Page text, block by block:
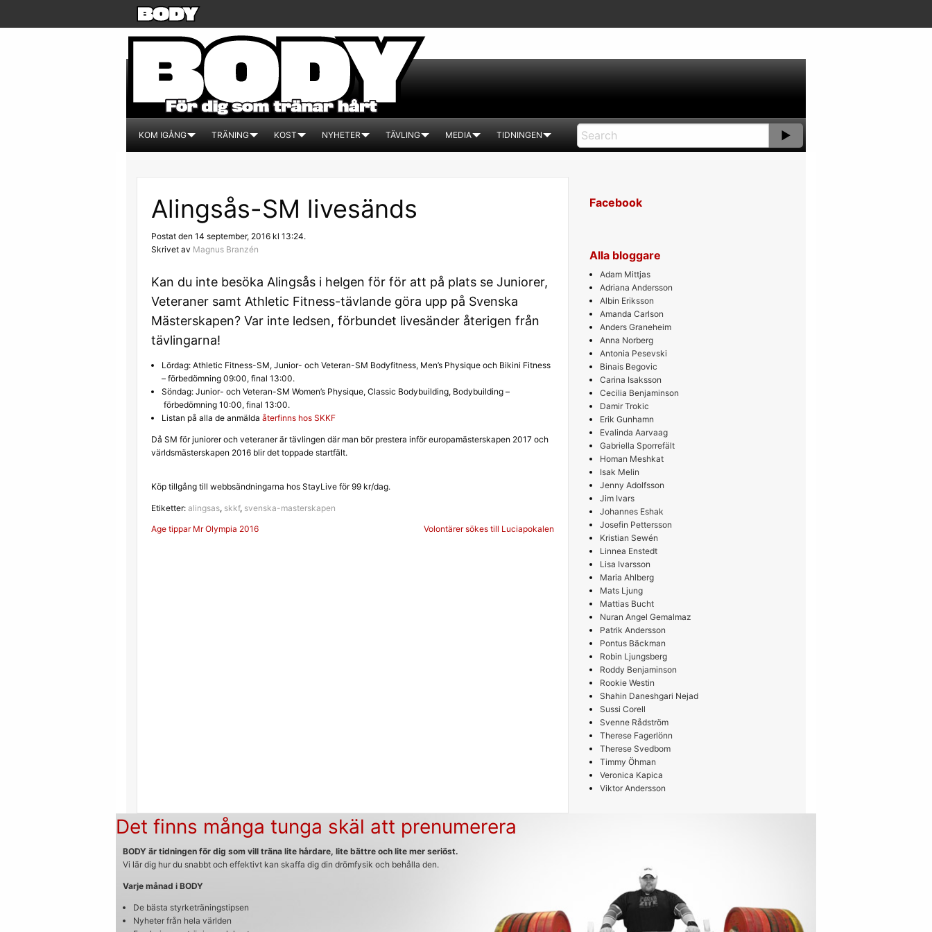
KOM IGÅNG TRÄNING KOST NYHETER TÄVLING MEDIA TIDNINGEN
Alingsås-SM livesänds
Postat den 14 september, 2016 kl 13:24.
Skrivet av Magnus Branzén
Kan du inte besöka Alingsås i helgen för för att på plats se Juniorer,
Veteraner samt Athletic Fitness-tävlande göra upp på Svenska
Mästerskapen? Var inte ledsen, förbundet livesänder återigen från
tävlingarna!
Lördag: Athletic Fitness-SM, Junior- och Veteran-SM Bodyfitness, Men’s Physique och Bikini Fitness
– förbedömning 09:00, final 13:00.
Söndag: Junior- och Veteran-SM Women’s Physique, Classic Bodybuilding, Bodybuilding –
förbedömning 10:00, final 13:00.
Listan på alla de anmälda återfinns hos SKKF
Då SM för juniorer och veteraner är tävlingen där man bör prestera inför europamästerskapen 2017 och
världsmästerskapen 2016 blir det toppade startfält.
Köp tillgång till webbsändningarna hos StayLive för 99 kr/dag.
Etiketter: alingsas, skkf, svenska-masterskapen
Inläggsnavigering
Age tippar Mr Olympia 2016 Volontärer sökes till Luciapokalen
Facebook
Alla bloggare
Adam Mittjas
Adriana Andersson
Albin Eriksson
Amanda Carlson
Anders Graneheim
Anna Norberg
Antonia Pesevski
Binais Begovic
Carina Isaksson
Cecilia Benjaminson
Damir Trokic
Erik Gunhamn
Evalinda Aarvaag
Gabriella Sporrefält
Homan Meshkat
Isak Melin
Jenny Adolfsson
Jim Ivars
Johannes Eshak
Josefin Pettersson
Kristian Sewén
Linnea Enstedt
Lisa Ivarsson
Maria Ahlberg
Mats Ljung
Mattias Bucht
Nuran Angel Gemalmaz
Patrik Andersson
Pontus Bäckman
Robin Ljungsberg
Roddy Benjaminson
Rookie Westin
Shahin Daneshgari Nejad
Sussi Corell
Svenne Rådström
Therese Fagerlönn
Therese Svedbom
Timmy Öhman
Veronica Kapica
Viktor Andersson
Det finns många tunga skäl att prenumerera
BODY är tidningen för dig som vill träna lite hårdare, lite bättre och lite mer seriöst.
Vi lär dig hur du snabbt och effektivt kan skaffa dig din drömfysik och behålla den.
Varje månad i BODY
De bästa styrketräningstipsen
Nyheter från hela världen